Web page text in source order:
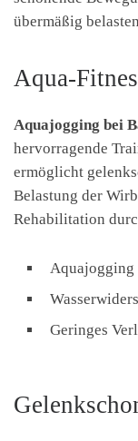
übermäßig
Aqua-
Aquajogging bei
hervorragende
ermöglicht
Belastung der
Rehabilitation
Aquajogging
Geringes